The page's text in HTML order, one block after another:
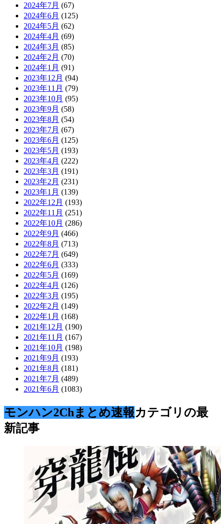
2024年7月 (67)
2024年6月 (125)
2024年5月 (62)
2024年4月 (69)
2024年3月 (85)
2024年2月 (70)
2024年1月 (91)
2023年12月 (94)
2023年11月 (79)
2023年10月 (95)
2023年9月 (58)
2023年8月 (54)
2023年7月 (67)
2023年6月 (125)
2023年5月 (193)
2023年4月 (222)
2023年3月 (191)
2023年2月 (231)
2023年1月 (139)
2022年12月 (193)
2022年11月 (251)
2022年10月 (286)
2022年9月 (466)
2022年8月 (713)
2022年7月 (649)
2022年6月 (333)
2022年5月 (169)
2022年4月 (126)
2022年3月 (195)
2022年2月 (149)
2022年1月 (168)
2021年12月 (190)
2021年11月 (167)
2021年10月 (198)
2021年9月 (193)
2021年8月 (181)
2021年7月 (489)
2021年6月 (1083)
モンハン2Chまとめ速報カテゴリの最
新記事